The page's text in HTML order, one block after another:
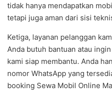
tidak hanya mendapatkan
tetapi juga aman dari sisi
Ketiga, layanan pelanggan
Anda butuh bantuan atau
kami siap membantu. Anda
nomor WhatsApp yang
booking Sewa Mobil Online